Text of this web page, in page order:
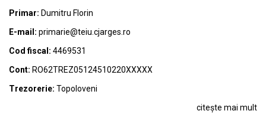
Primar: Dumitru Florin
E-mail: primarie@teiu.cjarges.ro
Cod fiscal: 4469531
Cont: RO62TREZ05124510220XXXXX
Trezorerie: Topoloveni
citește mai mult